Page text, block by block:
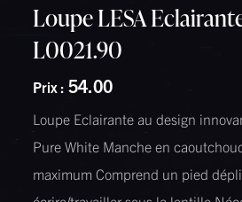
Loupe LESA
L0021.90
Prix :54.00
Loupe Eclairante au design
Pure White Manche en
maximum Comprend un pied